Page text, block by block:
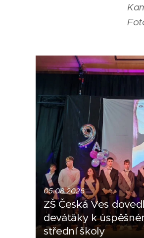
05.08.2026
ZŠ Česká Ves
deváťáky k
střední školy